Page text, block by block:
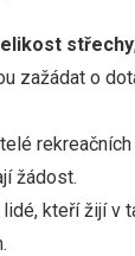
střechy
zažádat o
žádost.
kteří žijí v